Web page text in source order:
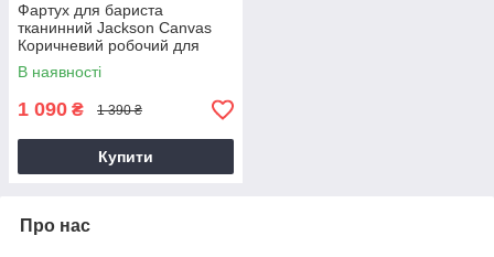
Фартух для бариста
тканинний Jackson Canvas
Коричневий робочий для
бармена з кишенею фартух
для офіціанта
В наявності
1 090 ₴ 1 390 ₴
Купити
Про нас